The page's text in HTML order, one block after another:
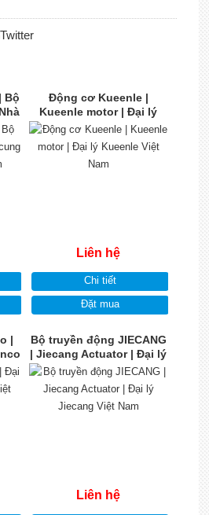
Bộ
Động cơ Kueenle |
Kueenle motor | Đại lý
Kueenle Việt Nam
Liên hệ
Chi tiết
Đặt mua
|
Bộ truyền động JIECANG
| Jiecang Actuator | Đại lý
Jiecang Việt Nam
Liên hệ